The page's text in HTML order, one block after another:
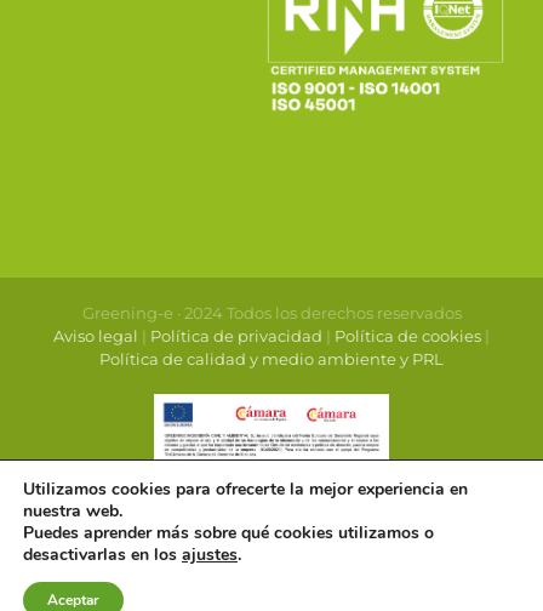
Greening-e · 2024 Todos los derechos reservados
Aviso legal | Política de privacidad | Política de cookies |
Política de calidad y medio ambiente y PRL
Utilizamos cookies para ofrecerte la mejor experiencia en
nuestra web.
Puedes aprender más sobre qué cookies utilizamos o
desactivarlas en los ajustes.
Aceptar